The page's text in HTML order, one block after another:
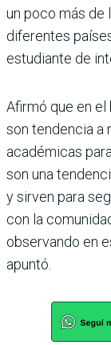
un poco más de
diferentes
estudiante de
Afirmó que en
son tendencia a
académicas
son una
y sirven para
con la
observando en
apuntó.